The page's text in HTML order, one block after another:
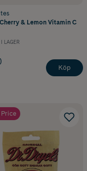
& Lemon Vitamin C
I LAGER
Köp
Price